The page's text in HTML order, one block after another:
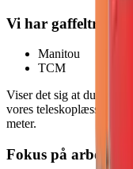
Vi har gaffeltrucks
Manitou
TCM
Viser det sig at du skal
vores teleskoplæssere
meter.
Fokus på